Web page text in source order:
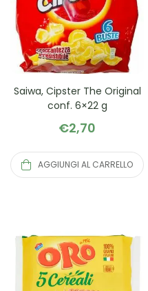
Saiwa, Cipster The Original
conf. 6×22 g
€2,70
AGGIUNGI AL CARRELLO